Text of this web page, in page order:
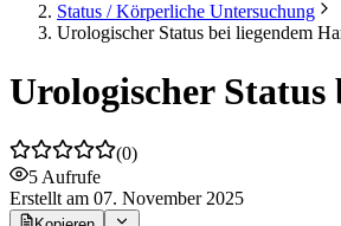
Status / Körperliche Untersuchung
Urologischer Status bei liegendem
Urologischer
(0)
5 Aufrufe
Erstellt am 07. November 2025